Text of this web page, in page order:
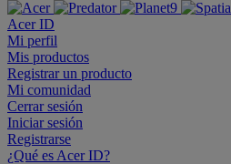
Acer ID
Mi perfil
Mis productos
Registrar un producto
Mi comunidad
Cerrar sesión
Iniciar sesión
Registrarse
¿Qué es Acer ID?